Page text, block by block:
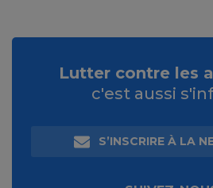
Lutter contre les
c'est aussi
S’INSCRIRE À LA